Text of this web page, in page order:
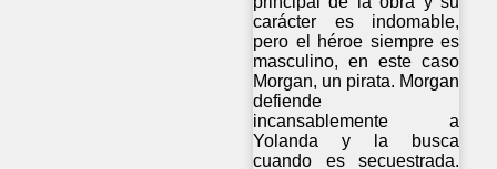
carácter es indomable,
pero el héroe siempre es
masculino, en este caso
Morgan, un pirata. Morgan
defiende
incansablemente a
Yolanda y la busca
cuando es secuestrada.